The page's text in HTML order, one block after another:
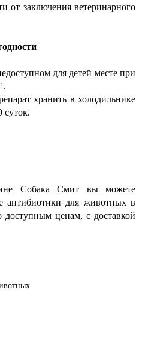
от заключения ветеринарного
для детей месте при
хранить в холодильнике
суток.
Собака Смит вы можете
антибиотики для животных в
ценам, с доставкой